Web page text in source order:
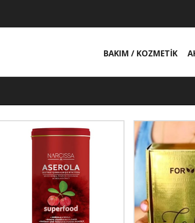
BAKIM / KOZMETİK